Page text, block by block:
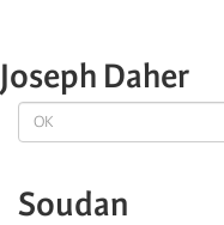
OK
Soudan
Joseph Daher